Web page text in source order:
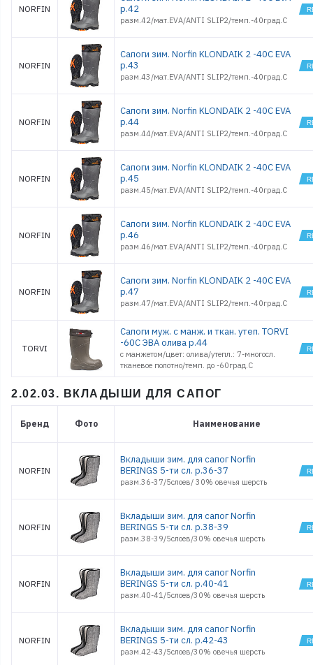
NORFIN
р.42
разм.42/мат.EVA/ANTI SLIP2/темп.-40град.С
NORFIN
Сапоги зим. Norfin KLONDAIK 2 -40С EVA
р.43
разм.43/мат.EVA/ANTI SLIP2/темп.-40град.С
NORFIN
Сапоги зим. Norfin KLONDAIK 2 -40С EVA
р.44
разм.44/мат.EVA/ANTI SLIP2/темп.-40град.С
NORFIN
Сапоги зим. Norfin KLONDAIK 2 -40С EVA
р.45
разм.45/мат.EVA/ANTI SLIP2/темп.-40град.С
NORFIN
Сапоги зим. Norfin KLONDAIK 2 -40С EVA
р.46
разм.46/мат.EVA/ANTI SLIP2/темп.-40град.С
NORFIN
Сапоги зим. Norfin KLONDAIK 2 -40С EVA
р.47
разм.47/мат.EVA/ANTI SLIP2/темп.-40град.С
TORVI
Сапоги муж. с манж. и ткан. утеп. TORVI
-60С ЭВА олива р.44
с манжетом/цвет: олива/утепл.: 7-многосл.
тканевое полотно/темп. до -60град.С
2.02.03. ВКЛАДЫШИ ДЛЯ САПОГ
Бренд Фото Наименование
NORFIN
Вкладыши зим. для сапог Norfin
BERINGS 5-ти сл. р.36-37
разм.36-37/5слоев/ 30% овечья шерсть
NORFIN
Вкладыши зим. для сапог Norfin
BERINGS 5-ти сл. р.38-39
разм.38-39/5слоев/30% овечья шерсть
NORFIN
Вкладыши зим. для сапог Norfin
BERINGS 5-ти сл. р.40-41
разм.40-41/5слоев/30% овечья шерсть
NORFIN
Вкладыши зим. для сапог Norfin
BERINGS 5-ти сл. р.42-43
разм.42-43/5слоев/30% овечья шерсть